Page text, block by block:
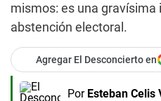
mismos: es una gravísima
abstención electoral.
Agregar El Desconcierto en
Por Esteban Celis